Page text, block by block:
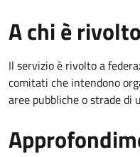
A chi è rivolto
Il servizio è rivolto a
comitati che intendono
aree pubbliche o strade di